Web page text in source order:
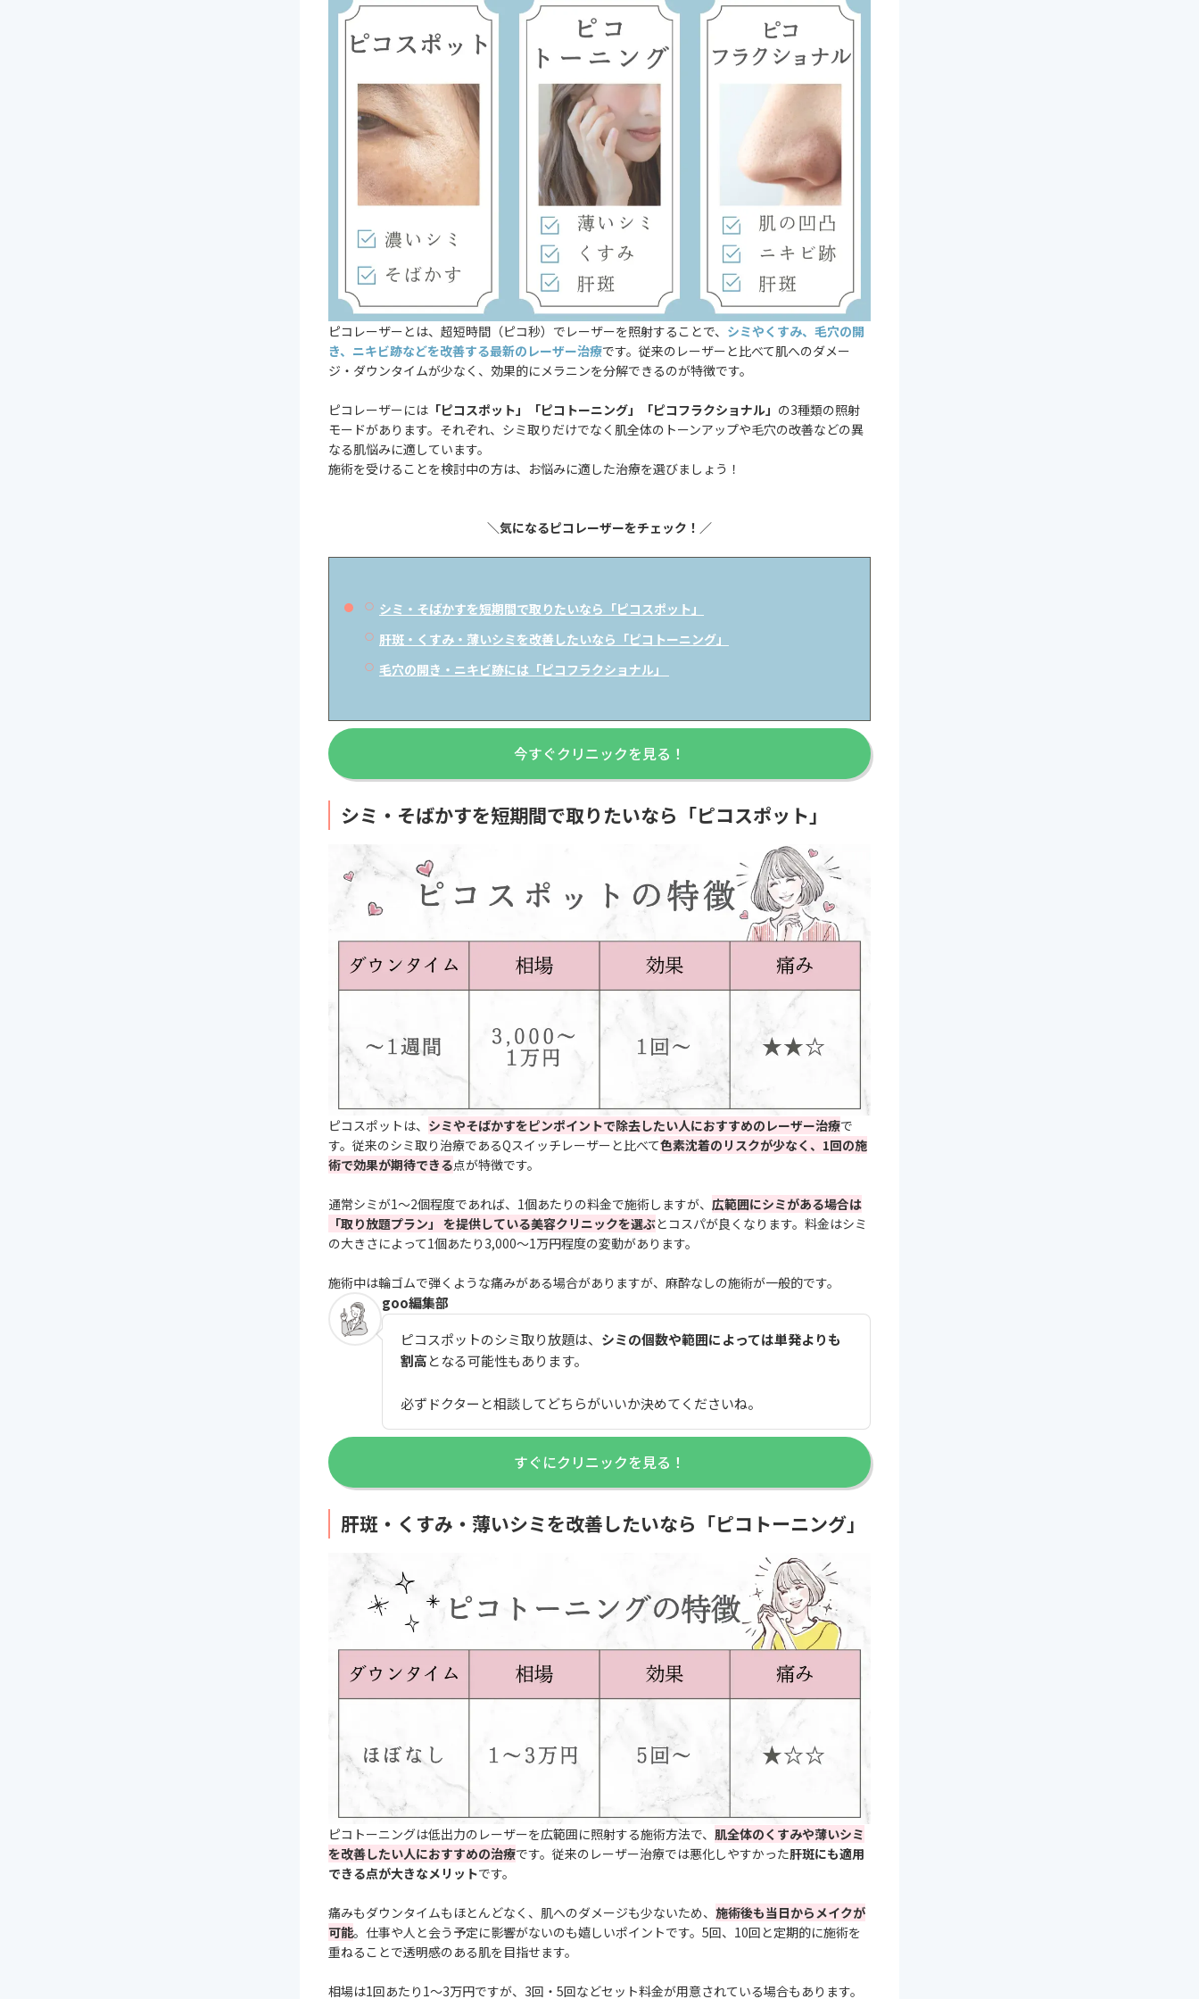
ピコレーザーとは、超短時間（ピコ秒）でレーザーを照射することで、 シミやくすみ、毛穴の開
き、ニキビ跡などを改善する最新のレーザー治療です。従来のレーザーと比べて肌へのダメー
ジ ・ダウンタイムが少なく、効果的にメラニンを分解できるのが特徴です。
ピコレーザーには 「ピコスポット」「ピコトーニング」「ピコフラクショナル」 の3種類の照射
モードがあります。それぞれ、シミ取りだけでなく肌全体のトーンアップや毛穴の改善などの異
なる肌悩みに適しています。
施術を受けることを検討中の方は、お悩みに適した治療を選びましょう！
＼気になるピコレーザーをチェック！／
シミ・そばかすを短期間で取りたいなら「ピコスポット」
肝斑・くすみ・薄いシミを改善したいなら「ピコトーニング」
毛穴の開き・ニキビ跡には「ピコフラクショナル」
今すぐクリニックを見る！
シミ・そばかすを短期間で取りたいなら「ピコスポット」
ピコスポットは、 シミやそばかすをピンポイントで除去したい人におすすめの レーザー治療で
す。従来のシミ取り治療であるQスイッチレーザーと比べて色素沈着のリスクが少なく、1回の施
術で効果が期待できる点が特徴です。
通常シミが1〜2個程度であれば、1個あたりの料金で施術しますが、 広範囲にシミがある場合は
「取り放題プラン」 を提供している美容クリニックを選ぶとコスパが良くなります。料金はシミ
の大きさによって1個あたり3,000〜1万円程度の変動があります。
施術中は輪ゴムで弾くような痛みがある場合がありますが、麻酔なしの施術が一般的です。
goo編集部
ピコスポットのシミ取り放題は、 シミの個数や範囲によっては単発よりも
割高となる可能性もあります。
必ずドクターと相談してどちらがいいか決めてくださいね。
すぐにクリニックを見る！
肝斑・くすみ・薄いシミを改善したいなら「ピコトーニング」
ピコトーニングは低出力のレーザーを広範囲に照射する施術方法で、 肌全体のくすみや薄いシミ
を改善したい人におすすめの治療です。従来のレーザー治療では悪化しやすかった肝斑にも適用
できる点が大きなメリットです。
痛みもダウンタイムもほとんどなく、肌へのダメージも少ないため、 施術後も当日からメイクが
可能。仕事や人と会う予定に影響がないのも嬉しいポイントです。5回、10回と定期的に施術を
重ねることで透明感のある肌を目指せます。
相場は1回あたり1〜3万円ですが、3回・5回などセット料金が用意されている場合もあります。